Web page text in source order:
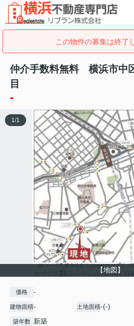
この物件の募集は終了
仲介手数料無料 横浜市中
目
-
【地図】
1/1
価格 -
建物面積- 土地面積-(-)
築年数 新築